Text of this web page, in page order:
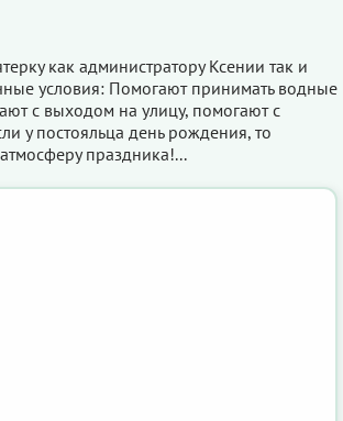
как администратору Ксении так и
условия: Помогают принимать водные
с выходом на улицу, помогают с
у постояльца день рождения, то
праздника!...